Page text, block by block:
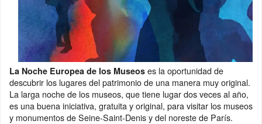
La Noche Europea de los Museos es la oportunidad de
descubrir los lugares del patrimonio de una manera muy original.
La larga noche de los museos, que tiene lugar dos veces al año,
es una buena iniciativa, gratuita y original, para visitar los museos
y monumentos de Seine-Saint-Denis y del noreste de París.